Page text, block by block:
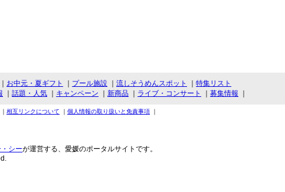
お中元・夏ギフト プール施設 流しそうめんスポット
特集リスト
話題・人気 キャンペーン 新商品 ライブ・コンサート 募集情報
｜ 相互リンクについて ｜ 個人情報の取り扱いと免責事項 ｜
・シーが運営する、愛媛のポータルサイトです。